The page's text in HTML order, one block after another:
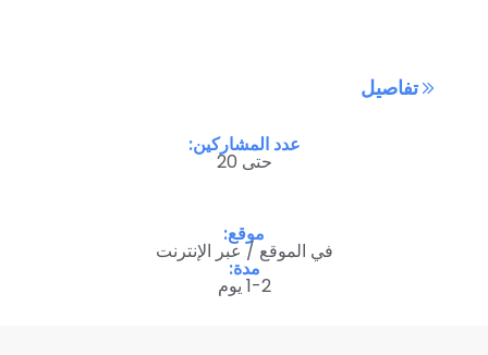
تفاصيل
عدد المشاركين:
حتى 20
موقع:
في الموقع / عبر الإنترنت
مدة:
1-2 يوم